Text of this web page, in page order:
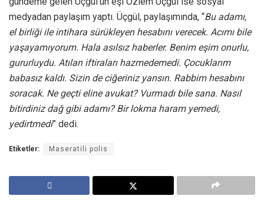
medyadan paylaşım yaptı. Üçgül, paylaşımında, “Bu adamı,
el birliği ile intihara sürükleyen hesabını verecek. Acımı bile
yaşayamıyorum. Hala asılsız haberler. Benim eşim onurlu,
gururluydu. Atılan iftiraları hazmedemedi. Çocuklarım
babasız kaldı. Sizin de ciğeriniz yansın. Rabbim hesabını
soracak. Ne geçti eline avukat? Vurmadı bile sana. Nasıl
bitirdiniz dağ gibi adamı? Bir lokma haram yemedi,
yedirtmedi” dedi.
Etiketler: Maseratili polis